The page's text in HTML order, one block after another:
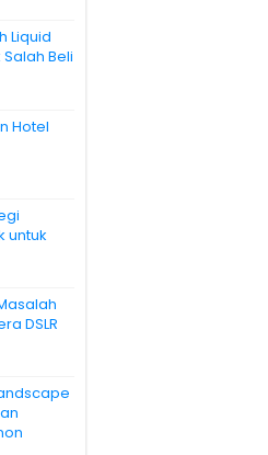
Liquid
Beli
Hotel
untuk
DSLR